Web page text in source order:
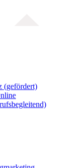
(gefördert)